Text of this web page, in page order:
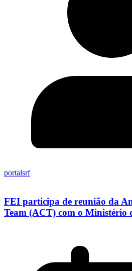
portalsrf
FEI participa de reunião da
Team (ACT) com o Ministério